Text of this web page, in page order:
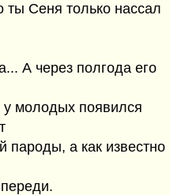
ты Сеня только нассал
А через полгода его
молодых появился
а как известно